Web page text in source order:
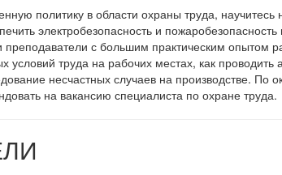
политику в области охраны труда,
электробезопасность и
с большим практическим опытом
условий труда на рабочих местах, как проводить
несчастных случаев на производстве. По
на вакансию специалиста по охране труда.